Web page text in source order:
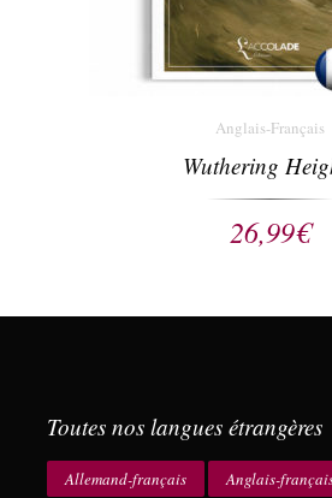
Anglais-Français
Wuthering
26,99€
Toutes nos langues étrangères
Allemand-français Anglais-